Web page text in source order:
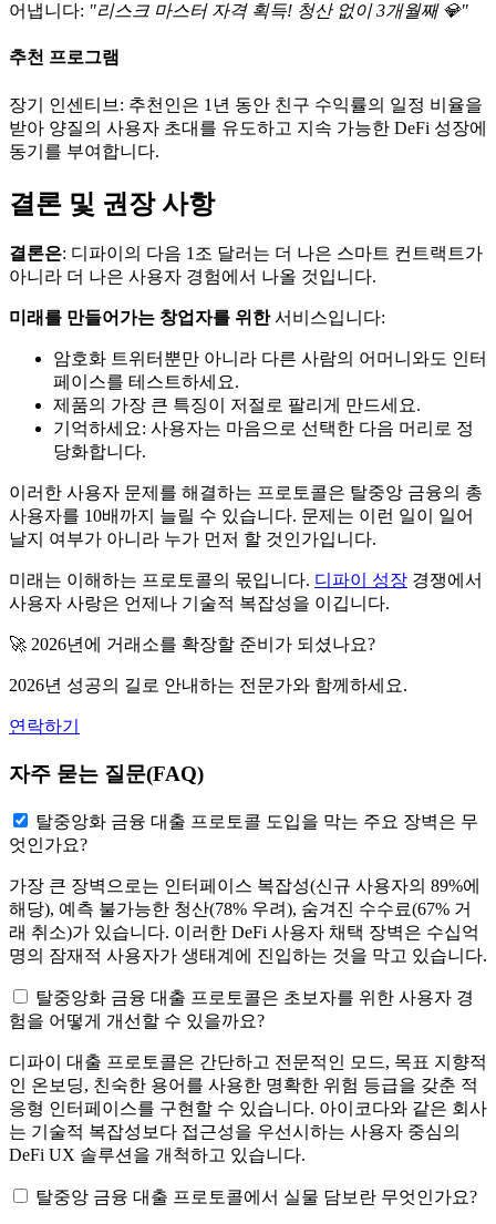
어냅니다: "리스크 마스터 자격 획득! 청산 없이 3개월째 💎"
추천 프로그램
장기 인센티브: 추천인은 1년 동안 친구 수익률의 일정 비율을
받아 양질의 사용자 초대를 유도하고 지속 가능한 DeFi 성장에
동기를 부여합니다.
결론 및 권장 사항
결론은: 디파이의 다음 1조 달러는 더 나은 스마트 컨트랙트가
아니라 더 나은 사용자 경험에서 나올 것입니다.
미래를 만들어가는 창업자를 위한서비스입니다:
암호화 트위터뿐만 아니라 다른 사람의 어머니와도 인터
페이스를 테스트하세요.
제품의 가장 큰 특징이 저절로 팔리게 만드세요.
기억하세요: 사용자는 마음으로 선택한 다음 머리로 정
당화합니다.
이러한 사용자 문제를 해결하는 프로토콜은 탈중앙 금융의 총
사용자를 10배까지 늘릴 수 있습니다. 문제는 이런 일이 일어
날지 여부가 아니라 누가 먼저 할 것인가입니다.
미래는 이해하는 프로토콜의 몫입니다. 디파이 성장 경쟁에서
사용자 사랑은 언제나 기술적 복잡성을 이깁니다.
🚀 2026년에 거래소를 확장할 준비가 되셨나요?
2026년 성공의 길로 안내하는 전문가와 함께하세요.
연락하기
자주 묻는 질문(FAQ)
탈중앙화 금융 대출 프로토콜 도입을 막는 주요 장벽은 무
엇인가요?
가장 큰 장벽으로는 인터페이스 복잡성(신규 사용자의 89%에
해당), 예측 불가능한 청산(78% 우려), 숨겨진 수수료(67% 거
래 취소)가 있습니다. 이러한 DeFi 사용자 채택 장벽은 수십억
명의 잠재적 사용자가 생태계에 진입하는 것을 막고 있습니다.
탈중앙화 금융 대출 프로토콜은 초보자를 위한 사용자 경
험을 어떻게 개선할 수 있을까요?
디파이 대출 프로토콜은 간단하고 전문적인 모드, 목표 지향적
인 온보딩, 친숙한 용어를 사용한 명확한 위험 등급을 갖춘 적
응형 인터페이스를 구현할 수 있습니다. 아이코다와 같은 회사
는 기술적 복잡성보다 접근성을 우선시하는 사용자 중심의
DeFi UX 솔루션을 개척하고 있습니다.
탈중앙 금융 대출 프로토콜에서 실물 담보란 무엇인가요?